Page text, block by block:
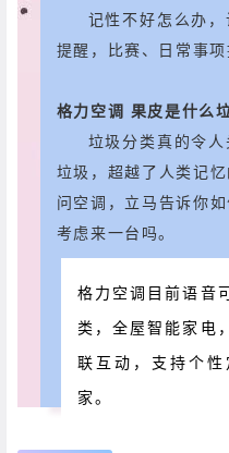
记性不好怎么办，
提醒，比赛、日常事项
格力空调 果皮是什么
垃圾分类真的令人
垃圾，超越了人类记
问空调，立马告诉你
考虑来一台吗。
格力空调目前语音
类，全屋智能家电
联互动，支持个
家。